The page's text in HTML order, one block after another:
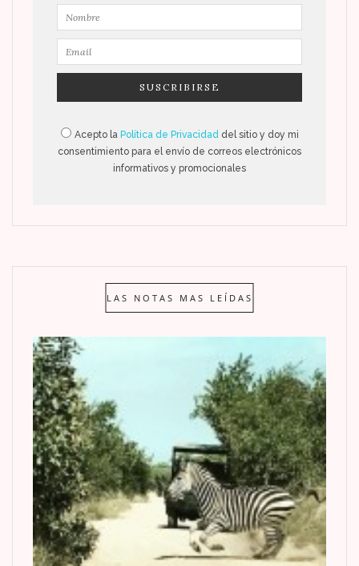
Acepto la Política de Privacidad del sitio y doy mi
consentimiento para el envío de correos electrónicos
informativos y promocionales
LAS NOTAS MAS LEÍDAS